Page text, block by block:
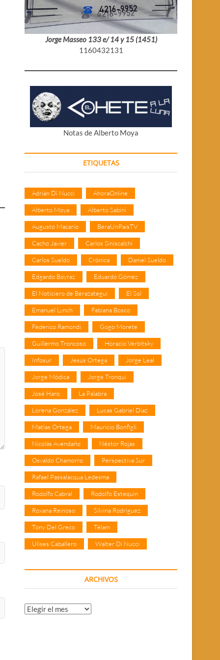
Jorge Masseo 133 e/ 14 y 15 (1451)
1160432131
Notas de Alberto Moya
ETIQUETAS
Adrián Di Nucci AhoraOnline
Alberto Moya Alberto Sabini
Augusto Macario BeraUnPaisTV
Cacho Javier Carlos Siniscalchi
Carlos Sueldo Crónica Daniel Sueldo
Edgardo Boyraz Eduardo Gómez
El Noticiero de Berazategui El Sol
Emanuel Lynch Fabiana Bosco
Federico Ramondi Gogo Morete
Guillermo Troncoso Horacio Verbitsky
Infosur Jesús Ortega Jorge Leal
Jorge Módica Jorge Tronqui
José Haro La Palabra
Lorena González Lucas Gabriel Díaz
Matías Ortega Mauricio Bonfigli
Nicolás Avendaño Néstor Rojas
Osvaldo Chamorro Perspectiva Sur
Rafael Passalacqua Ledesma
Rodolfo Cabral Rodolfo Estequin
Roxana Reinoso Silvina Rodríguez
Tony Del Greco Télam
Ulises Caballero Walter Di Nucci
ARCHIVOS
Archivos